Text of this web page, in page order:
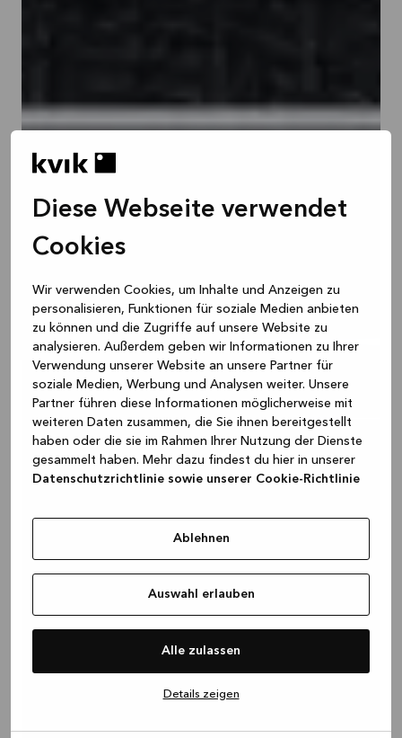
Diese Webseite verwendet
Cookies
Wir verwenden Cookies, um Inhalte und Anzeigen zu
personalisieren, Funktionen für soziale Medien anbieten
zu können und die Zugriffe auf unsere Website zu
analysieren. Außerdem geben wir Informationen zu Ihrer
Verwendung unserer Website an unsere Partner für
soziale Medien, Werbung und Analysen weiter. Unsere
Partner führen diese Informationen möglicherweise mit
weiteren Daten zusammen, die Sie ihnen bereitgestellt
haben oder die sie im Rahmen Ihrer Nutzung der Dienste
gesammelt haben. Mehr dazu findest du hier in unserer
Datenschutzrichtlinie sowie unserer Cookie-Richtlinie
Ablehnen
Auswahl erlauben
Alle zulassen
Details zeigen